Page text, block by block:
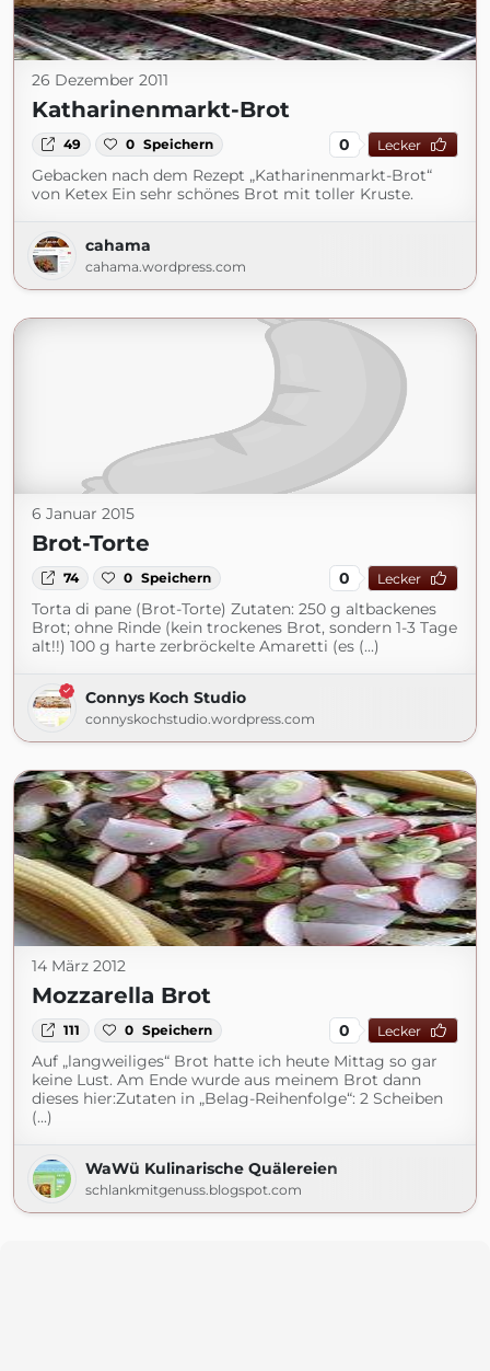
26 Dezember 2011
Katharinenmarkt-Brot
49 0 Speichern 0 Lecker
Gebacken nach dem Rezept „Katharinenmarkt-Brot“
von Ketex Ein sehr schönes Brot mit toller Kruste.
cahama
cahama.wordpress.com
6 Januar 2015
Brot-Torte
74 0 Speichern 0 Lecker
Torta di pane (Brot-Torte) Zutaten: 250 g altbackenes
Brot; ohne Rinde (kein trockenes Brot, sondern 1-3 Tage
alt!!) 100 g harte zerbröckelte Amaretti (es (...)
Connys Koch Studio
connyskochstudio.wordpress.com
14 März 2012
Mozzarella Brot
111 0 Speichern 0 Lecker
Auf „langweiliges“ Brot hatte ich heute Mittag so gar
keine Lust. Am Ende wurde aus meinem Brot dann
dieses hier:Zutaten in „Belag-Reihenfolge“: 2 Scheiben
(...)
WaWü Kulinarische Quälereien
schlankmitgenuss.blogspot.com